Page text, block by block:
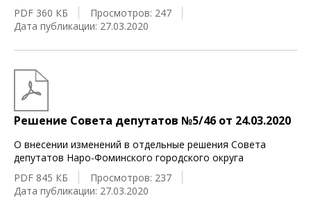
PDF 360 КБ
Просмотров: 247
Дата публикации: 27.03.2020
Решение Совета депутатов №5/46 от 24.03.2020
О внесении изменений в отдельные решения Совета
депутатов Наро-Фоминского городского округа
PDF 845 КБ
Просмотров: 237
Дата публикации: 27.03.2020